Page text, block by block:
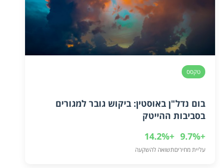
טקסס
בום נדל"ן באוסטין: ביקוש גובר למגורים
בסביבות ההייטק
+9.7%
עליית מחירים
+14.2%
תשואה להשקעה